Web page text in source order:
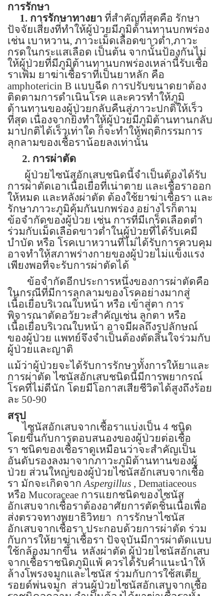
การรักษา
1. การรักษาทางยา ที่สำคัญที่สุดคือ รักษา
ปัจจัยเสี่ยงที่ทำให้ผู้ป่วยมีภูมิต้านทานบกพร่อง
เช่น เบาหวาน, ภาวะเม็ดเลือดขาวต่ำ,ภาวะ
กรดในกระแสเลือด เป็นต้น จากนั้นป้องกันไม่
ให้ผู้ป่วยที่มีภูมิต้านทานบกพร่องเหล่านี้รับเชื้อ
ราเพิ่ม ยาฆ่าเชื้อราที่เป็นยาหลัก คือ
amphotericin B แบบฉีด การปรับขนาดยาต้อง
ติดตามการดำเนินโรค และควรทำให้ภูมิ
ต้านทานของผู้ป่วยกลับคืนสู่ภาวะปกติให้เร็ว
ที่สุด เนื่องจากยิ่งทำให้ผู้ป่วยมีภูมิต้านทานกลับ
มาปกติได้เร็วเท่าใด ก็จะทำให้พฤติกรรมการ
ลุกลามของเชื้อราน้อยลงเท่านั้น
2. การผ่าตัด
ผู้ป่วยไซนัสอักเสบชนิดนี้จำเป็นต้องได้รับ
การผ่าตัดเอาเนื้อเยื่อที่เน่าตาย และเชื้อราออก
ให้หมด และหลังผ่าตัด ต้องใช้ยาฆ่าเชื้อรา และ
รักษาภาวะภูมิคุ้มกันบกพร่อง อย่างไรก็ตาม
ข้อจำกัดของผู้ป่วย เช่น การที่มีเกร็ดเลือดต่ำ
ร่วมกับเม็ดเลือดขาวต่ำในผู้ป่วยที่ได้รับเคมี
บำบัด หรือ โรคเบาหวานที่ไม่ได้รับการควบคุม
อาจทำให้สภาพร่างกายของผู้ป่วยไม่แข็งแรง
เพียงพอที่จะรับการผ่าตัดได้
ข้อจำกัดอีกประการหนึ่งของการผ่าตัดคือ
ในกรณีที่มีการลุกลามของโรคอย่างมากสู่
เนื้อเยื่อบริเวณใบหน้า หรือ เข้าสู่ตา การ
พิจารณาตัดอวัยวะสำคัญเช่น ลูกตา หรือ
เนื้อเยื่อบริเวณใบหน้า อาจมีผลถึงรูปลักษณ์
ของผู้ป่วย แพทย์จึงจำเป็นต้องตัดสินใจร่วมกับ
ผู้ป่วยและญาติ
แม้ว่าผู้ป่วยจะได้รับการรักษาทั้งการให้ยาและ
การผ่าตัด ไซนัสอักเสบชนิดนี้มีการพยากรณ์
โรคที่ไม่ดีนัก โดยมีโอกาสเสียชีวิตได้สูงถึงร้อย
ละ 50-90
สรุป
ไซนัสอักเสบจากเชื้อราแบ่งเป็น 4 ชนิด
โดยขึ้นกับการตอบสนองของผู้ป่วยต่อเชื้อ
รา ชนิดของเชื้อราดูเหมือนว่าจะสำคัญเป็น
อันดับรองลงมาจากภาวะภูมิต้านทานของผู้
ป่วย ส่วนใหญ่ของผู้ป่วยไซนัสอักเสบจากเชื้อ
รา มักจะเกิดจากAspergillus , Dematiaceous
หรือ Mucoraceae การแยกชนิดของไซนัส
อักเสบจากเชื้อราต้องอาศัยการตัดชิ้นเนื้อเพื่อ
ส่งตรวจทางพยาธิวิทยา การรักษาไซนัส
อักเสบจากเชื้อรา ประกอบด้วยการผ่าตัด ร่วม
กับการให้ยาฆ่าเชื้อรา ปัจจุบันมีการผ่าตัดแบบ
ใช้กล้องมากขึ้น หลังผ่าตัด ผู้ป่วยไซนัสอักเสบ
จากเชื้อราชนิดภูมิแพ้ ควรได้รับคำแนะนำให้
ล้างโพรงจมูกและไซนัส ร่วมกับการใช้สเตีย
รอยด์พ่นจมูก ส่วนผู้ป่วยไซนัสอักเสบจากเชื้อ